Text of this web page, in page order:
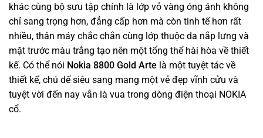
khác cùng bộ sưu tập chính là lớp vỏ vàng óng ánh không
chỉ sang trọng hơn, đẳng cấp hơn mà còn tinh tế hơn rất
nhiều, thân máy chắc chắn cùng lớp thuộc da nắp lưng và
mặt trước màu trắng tạo nên một tổng thể hài hòa về thiết
kế. Có thể nói Nokia 8800 Gold Arte là một tuyệt tác về
thiết kế, chú dế siêu sang mang một vẻ đẹp vĩnh cửu và
tuyệt vời đến nay vẫn là vua trong dòng điện thoại NOKIA
cổ.